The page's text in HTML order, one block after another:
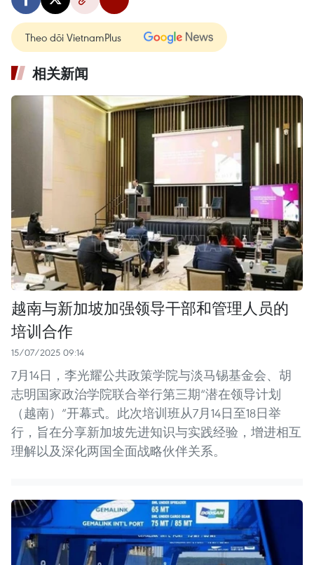
Theo dõi VietnamPlus
相关新闻
越南与新加坡加强领导干部和管理人员的
培训合作
15/07/2025 09:14
7月14日，李光耀公共政策学院与淡马锡基金会、胡
志明国家政治学院联合举行第三期“潜在领导计划
（越南）”开幕式。此次培训班从7月14日至18日举
行，旨在分享新加坡先进知识与实践经验，增进相互
理解以及深化两国全面战略伙伴关系。